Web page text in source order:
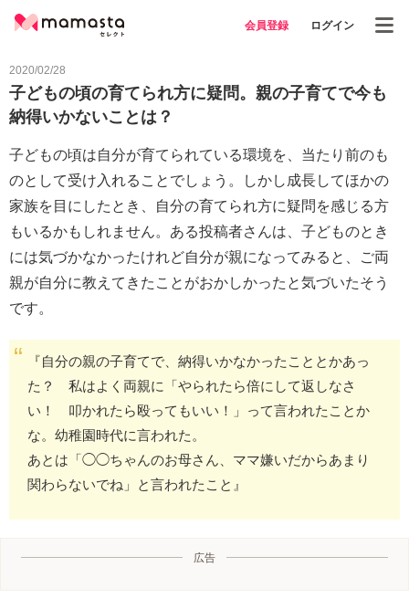
会員登録 ログイン
2020/02/28
子どもの頃の育てられ方に疑問。親の子育てで今も
納得いかないことは？
子どもの頃は自分が育てられている環境を、当たり前のも
のとして受け入れることでしょう。しかし成長してほかの
家族を目にしたとき、自分の育てられ方に疑問を感じる方
もいるかもしれません。ある投稿者さんは、子どものとき
には気づかなかったけれど自分が親になってみると、ご両
親が自分に教えてきたことがおかしかったと気づいたそう
です。
『自分の親の子育てで、納得いかなかったこととかあっ
た？ 私はよく両親に「やられたら倍にして返しなさ
い！ 叩かれたら殴ってもいい！」って言われたことか
な。幼稚園時代に言われた。
あとは「◯◯ちゃんのお母さん、ママ嫌いだからあまり
関わらないでね」と言われたこと』
広告